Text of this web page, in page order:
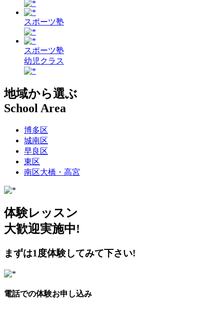
スポーツ塾
スポーツ塾
幼児クラス
地域から選ぶ
School Area
博多区
城南区
早良区
東区
南区大橋・高宮
体験レッスン
大歓迎実施中!
まずは1度体験してみて下さい!
電話での体験お申し込み